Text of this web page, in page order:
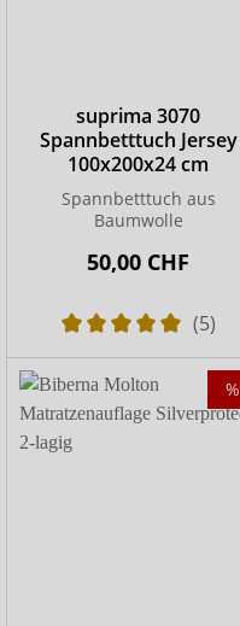
suprima 3070
Spannbetttuch Jersey
100x200x24 cm
Spannbetttuch aus
Baumwolle
50,00 CHF
(5)
%